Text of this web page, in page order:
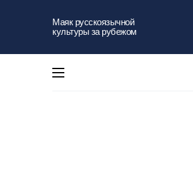
Маяк русскоязычной
культуры за рубежом